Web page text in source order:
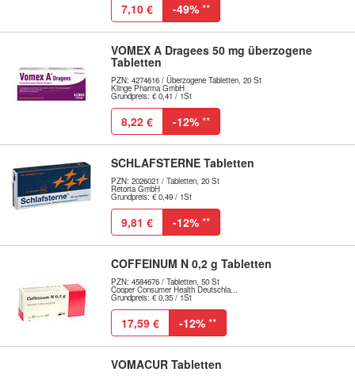
7,10 € -49% **
VOMEX A Dragees 50 mg überzogene
Tabletten
PZN: 4274616 / Überzogene Tabletten, 20 St
Klinge Pharma GmbH
Grundpreis: € 0,41 / 1St
8,22 € -12% **
SCHLAFSTERNE Tabletten
PZN: 2026021 / Tabletten, 20 St
Retorta GmbH
Grundpreis: € 0,49 / 1St
9,81 € -12% **
COFFEINUM N 0,2 g Tabletten
PZN: 4584676 / Tabletten, 50 St
Cooper Consumer Health Deutschla...
Grundpreis: € 0,35 / 1St
17,59 € -12% **
VOMACUR Tabletten